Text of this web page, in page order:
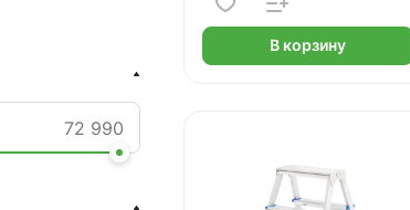
В корзину